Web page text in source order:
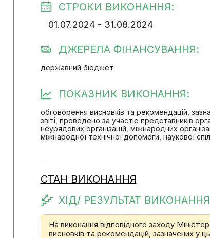
СТРОКИ ВИКОНАННЯ:
01.07.2024 - 31.08.2024
ДЖЕРЕЛА ФІНАНСУВАННЯ:
державний бюджет
ПОКАЗНИК ВИКОНАННЯ:
обговорення висновків та рекомендацій,
звіті, проведено за участю представників
неурядових організацій, міжнародних
міжнародної технічної допомоги, наукової
СТАН ВИКОНАННЯ
ХІД/ РЕЗУЛЬТАТ
На виконання відповідного заходу
висновків та рекомендацій, зазначених у